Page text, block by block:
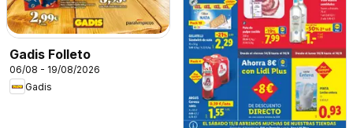
Gadis Folleto
06/08 - 19/08/2026
Gadis